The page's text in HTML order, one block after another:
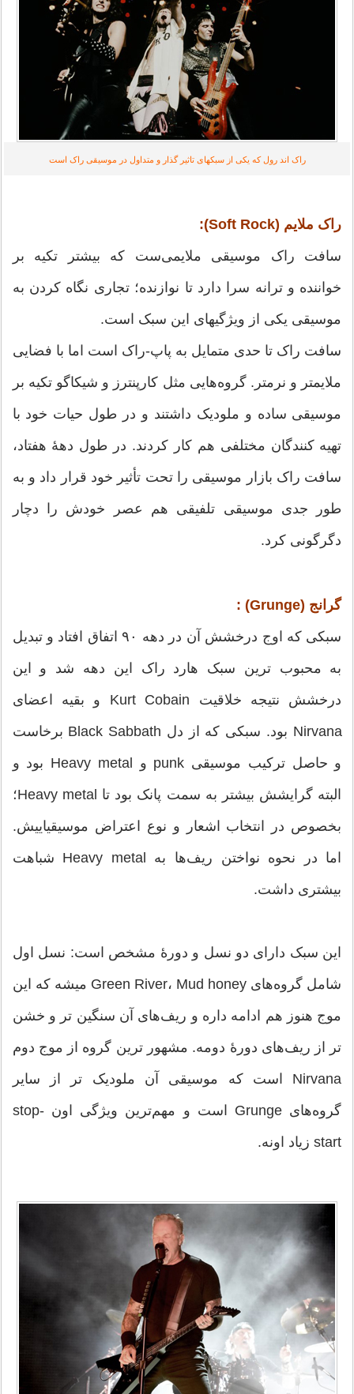
راک اند رول که یکی از سبکهای تاثیر گذار و متداول در موسیقی راک است
راک ملایم (Soft Rock):
سافت راک موسیقی ملایمی‌ست که بیشتر تکیه بر
خواننده و ترانه سرا دارد تا نوازنده؛ تجاری نگاه کردن به
موسیقی یکی از ویژگیهای این سبک است.
سافت راک تا حدی متمایل به پاپ-راک است اما با فضایی
ملایمتر و نرمتر. گروه‌هایی مثل کارپنترز و شیکاگو تکیه بر
موسیقی ساده و ملودیک داشتند و در طول حیات خود با
تهیه کنندگان مختلفی هم کار کردند. در طول دههٔ هفتاد،
سافت راک بازار موسیقی را تحت تأثیر خود قرار داد و به
طور جدی موسیقی تلفیقی هم عصر خودش را دچار
دگرگونی کرد.
گرانج (Grunge) :
سبکی که اوج درخشش آن در دهه ۹۰ اتفاق افتاد و تبدیل
به محبوب ترین سبک هارد راک این دهه شد و این
درخشش نتیجه خلاقیت Kurt Cobain و بقیه اعضای
Nirvana بود. سبکی که از دل Black Sabbath برخاست
و حاصل ترکیب موسیقی punk و Heavy metal بود و
البته گرایشش بیشتر به سمت پانک بود تا Heavy metal؛
بخصوص در انتخاب اشعار و نوع اعتراض موسیقیاییش.
اما در نحوه نواختن ریف‌ها به Heavy metal شباهت
بیشتری داشت.
این سبک دارای دو نسل و دورهٔ مشخص است: نسل اول
شامل گروه‌های Green River، Mud honey میشه که این
موج هنوز هم ادامه داره و ریف‌های آن سنگین تر و خشن
تر از ریف‌های دورهٔ دومه. مشهور ترین گروه از موج دوم
Nirvana است که موسیقی آن ملودیک تر از سایر
گروه‌های Grunge است و مهم‌ترین ویژگی اون stop-
start زیاد اونه.